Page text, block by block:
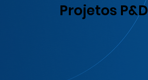
Projetos P&D